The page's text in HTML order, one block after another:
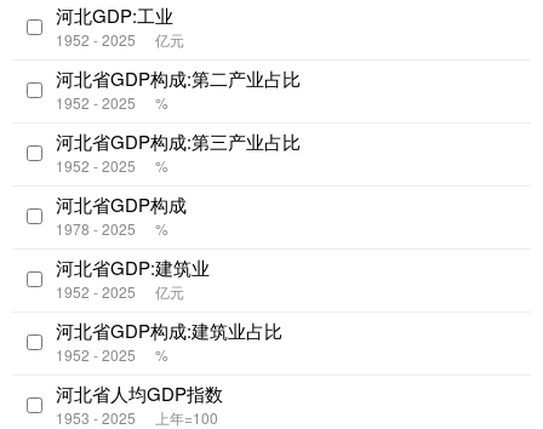
河北GDP:工业
1952 - 2025 亿元
河北省GDP构成:第二产业占比
1952 - 2025 %
河北省GDP构成:第三产业占比
1952 - 2025 %
河北省GDP构成
1978 - 2025 %
河北省GDP:建筑业
1952 - 2025 亿元
河北省GDP构成:建筑业占比
1952 - 2025 %
河北省人均GDP指数
1953 - 2025 上年=100